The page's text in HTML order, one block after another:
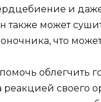
и
также может
что
облегчить
реакцией своего